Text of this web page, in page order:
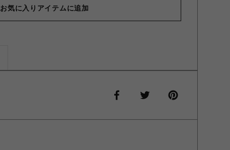
お気に入りアイテムに追加